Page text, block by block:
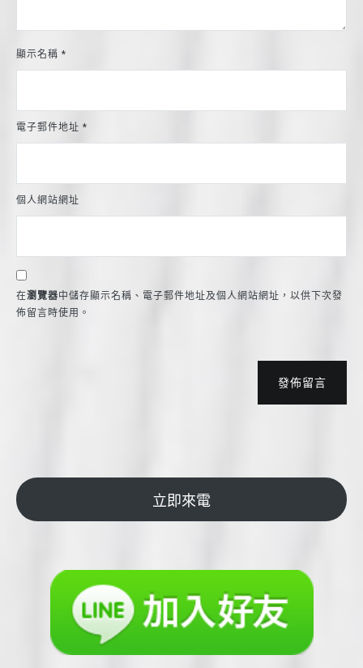
顯示名稱 *
電子郵件地址 *
個人網站網址
在瀏覽器中儲存顯示名稱、電子郵件地址及個人網站網址，以供下次發
佈留言時使用。
發佈留言
立即來電